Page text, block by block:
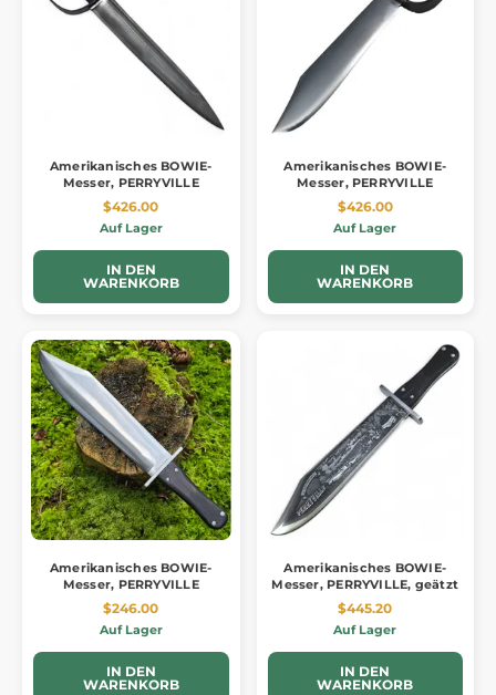
Amerikanisches BOWIE-
Messer, PERRYVILLE
$426.00
Auf Lager
IN DEN
WARENKORB
Amerikanisches BOWIE-
Messer, PERRYVILLE
$426.00
Auf Lager
IN DEN
WARENKORB
Amerikanisches BOWIE-
Messer, PERRYVILLE
$246.00
Auf Lager
IN DEN
WARENKORB
Amerikanisches BOWIE-
Messer, PERRYVILLE, geätzt
$445.20
Auf Lager
IN DEN
WARENKORB